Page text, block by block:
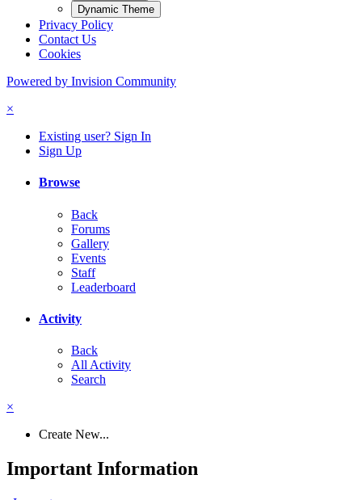
Dynamic Theme
Privacy Policy
Contact Us
Cookies
Powered by Invision Community
×
Existing user? Sign In
Sign Up
Browse
Back
Forums
Gallery
Events
Staff
Leaderboard
Activity
Back
All Activity
Search
×
Create New...
Important Information